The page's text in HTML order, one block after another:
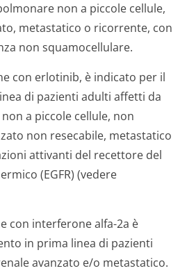
non a piccole cellule,
metastatico o ricorrente, con
non squamocellulare.
con erlotinib, è indicato per il
di pazienti adulti affetti da
a piccole cellule, non
non resecabile, metastatico
attivanti del recettore del
(EGFR) (vedere
con interferone alfa-2a è
in prima linea di pazienti
avanzato e/o metastatico.